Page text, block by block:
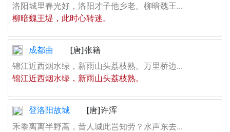
洛阳城里春光好，洛阳才子他乡老。柳暗魏王...
柳暗魏王堤，此时心转迷。
成都曲
[唐]张籍
锦江近西烟水绿，新雨山头荔枝熟。万里桥边...
锦江近西烟水绿，新雨山头荔枝熟。
登洛阳故城
[唐]许浑
禾黍离离半野蒿，昔人城此岂知劳？水声东去...